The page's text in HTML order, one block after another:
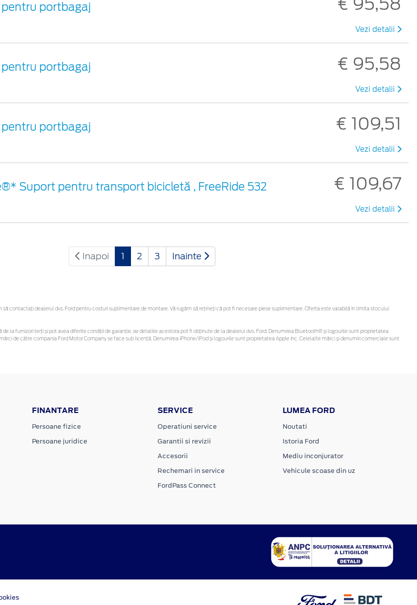
pentru portbagaj
Vezi detalii
pentru portbagaj € 95,58
Vezi detalii
pentru portbagaj € 109,51
Vezi detalii
Suport pentru transport bicicletă , FreeRide 532 € 109,67
Vezi detalii
Inapoi 1 2 3 Inainte
să contactaţi dealerul dvs. Ford pentru costuri suplimentare de montare. Vă rugăm să rețineți că pot fi necesare piese suplimentare. Oferta este valabilă în limita stocului
la furnizori terți și pot avea diferite condiții de garanție, iar detaliile acestora pot fi obținute de la dealerul dvs. Ford. Denumirea Bluetooth® și logourile sunt proprietatea
de către compania Ford Motor Company se face sub licență. Denumirea iPhone/iPod și logourile sunt proprietatea Apple Inc. Celelalte mărci și denumiri comerciale sunt
FINANTARE
Persoane fizice
Persoane juridice
SERVICE
Operatiuni service
Garantii si revizii
Accesorii
Rechemari in service
FordPass Connect
LUMEA FORD
Noutati
Istoria Ford
Mediu inconjurator
Vehicule scoase din uz